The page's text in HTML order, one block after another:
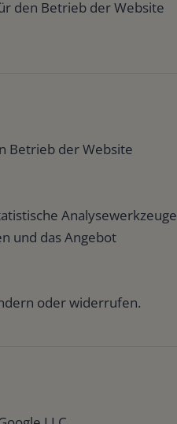
den Betrieb der Website
Betrieb der Website
Analysewerkzeuge
und das Angebot
oder widerrufen.